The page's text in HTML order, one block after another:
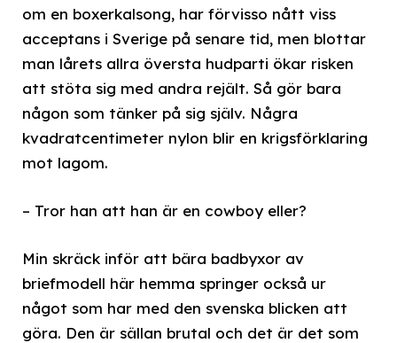
om en boxerkalsong, har förvisso nått viss
acceptans i Sverige på senare tid, men blottar
man lårets allra översta hudparti ökar risken
att stöta sig med andra rejält. Så gör bara
någon som tänker på sig själv. Några
kvadratcentimeter nylon blir en krigsförklaring
mot lagom.
– Tror han att han är en cowboy eller?
Min skräck inför att bära badbyxor av
briefmodell här hemma springer också ur
något som har med den svenska blicken att
göra. Den är sällan brutal och det är det som